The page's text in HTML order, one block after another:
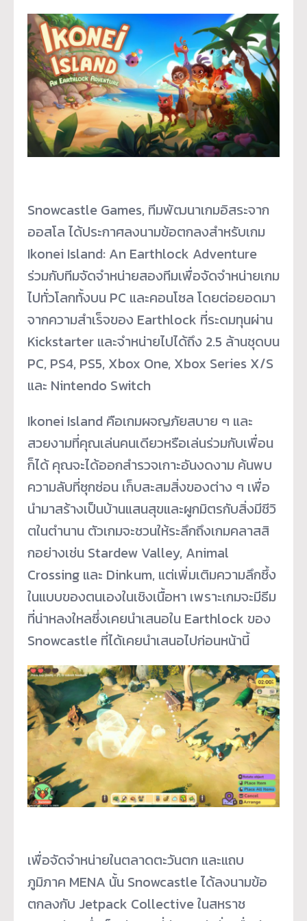
Snowcastle Games, ทีมพัฒนาเกมอิสระจาก
ออสโล ได้ประกาศลงนามข้อตกลงสำหรับเกม
Ikonei Island: An Earthlock Adventure
ร่วมกับทีมจัดจำหน่ายสองทีมเพื่อจัดจำหน่ายเกม
ไปทั่วโลกทั้งบน PC และคอนโซล โดยต่อยอดมา
จากความสำเร็จของ Earthlock ที่ระดมทุนผ่าน
Kickstarter และจำหน่ายไปได้ถึง 2.5 ล้านชุดบน
PC, PS4, PS5, Xbox One, Xbox Series X/S
และ Nintendo Switch
Ikonei Island คือเกมผจญภัยสบาย ๆ และ
สวยงามที่คุณเล่นคนเดียวหรือเล่นร่วมกับเพื่อน
ก็ได้ คุณจะได้ออกสำรวจเกาะอันงดงาม ค้นพบ
ความลับที่ซุกซ่อน เก็บสะสมสิ่งของต่าง ๆ เพื่อ
นำมาสร้างเป็นบ้านแสนสุขและผูกมิตรกับสิ่งมีชีวิ
ตในตำนาน ตัวเกมจะชวนให้ระลึกถึงเกมคลาสสิ
กอย่างเช่น Stardew Valley, Animal
Crossing และ Dinkum, แต่เพิ่มเติมความลึกซึ้ง
ในแบบของตนเองในเชิงเนื้อหา เพราะเกมจะมีธีม
ที่น่าหลงใหลซึ่งเคยนำเสนอใน Earthlock ของ
Snowcastle ที่ได้เคยนำเสนอไปก่อนหน้านี้
เพื่อจัดจำหน่ายในตลาดตะวันตก และแถบ
ภูมิภาค MENA นั้น Snowcastle ได้ลงนามข้อ
ตกลงกับ Jetpack Collective ในสหราช